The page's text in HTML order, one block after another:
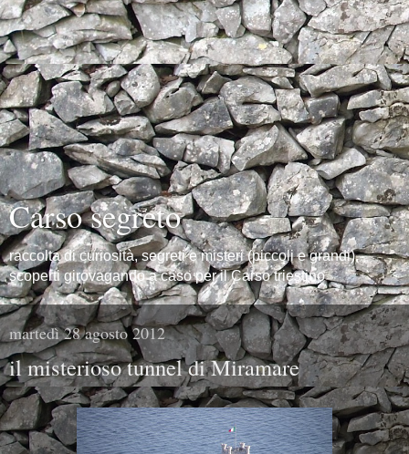
Carso segreto
raccolta di curiosità, segreti e misteri (piccoli e grandi),
scoperti girovagando a caso per il Carso triestino
martedì 28 agosto 2012
il misterioso tunnel di Miramare